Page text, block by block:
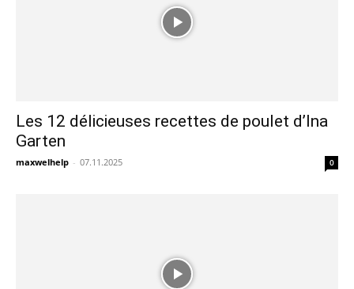
Les 12 délicieuses recettes de poulet d’Ina
Garten
maxwelhelp - 07.11.2025 0